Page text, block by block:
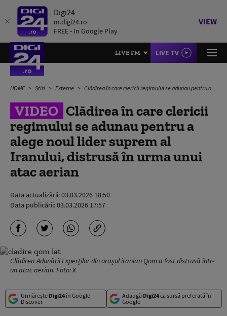
Digi24
m.digi24.ro
FREE - In Google Play
VIEW
LIVE FM LIVE TV
HOME Știri Externe Clădirea în care clericii regimului se adunau pentru a alege noul lider suprem al Iranului, distrusă în urma unui atac aerian
VIDEO Clădirea în care clericii
regimului se adunau pentru a
alege noul lider suprem al
Iranului, distrusă în urma unui
atac aerian
Data actualizării:03.03.2026 18:50
Data publicării:03.03.2026 17:57
Clădirea Adunării Experților din orașul iranian Qom a fost distrusă într-
un atac aerian. Foto: X
Urmărește Digi24în Google
Discover
Adaugă Digi24ca sursă preferată în
Google